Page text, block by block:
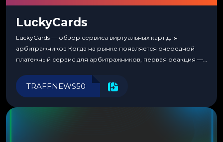
LuckyCards
LuckyCards — обзор сервиса виртуальных карт для
арбитражников Когда на рынке появляется очередной
платежный сервис для арбитражников, первая реакция —
перестаешь воспринимать всерьез любой новый продукт,
пока тот не докажет обратное делом. LuckyCards — история
TRAFFNEWS50